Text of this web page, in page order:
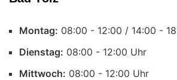
Montag:
Dienstag:
Uhr
Mittwoch:
Uhr